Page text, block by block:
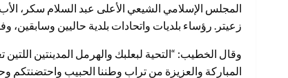
المجلس الإسلامي الشيعي الأعلى عبد السلام سكر،
زعيتر. رؤساء بلديات واتحادات بلدية حاليين وسابقين،
وقال الخطيب: “التحية لبعلبك والهرمل المدينتين
المباركة والعزيزة من تراب وطننا الحبيب واحتضنتكم